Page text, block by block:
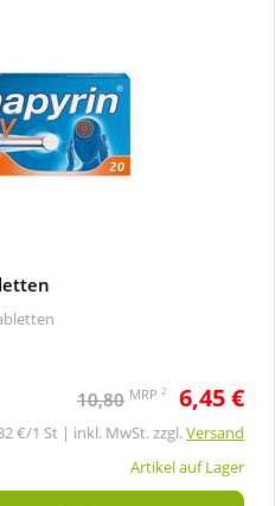
10,80 MRP 2 6,45 €
€/1 St | inkl. MwSt. zzgl.Versand
Artikel auf Lager